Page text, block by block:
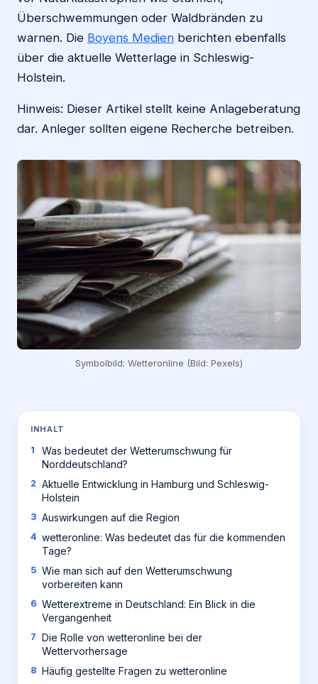
Überschwemmungen oder Waldbränden zu
warnen. Die Boyens Medien berichten ebenfalls
über die aktuelle Wetterlage in Schleswig-
Holstein.
Hinweis: Dieser Artikel stellt keine Anlageberatung
dar. Anleger sollten eigene Recherche betreiben.
Symbolbild: Wetteronline (Bild: Pexels)
INHALT
Was bedeutet der Wetterumschwung für
Norddeutschland?
Aktuelle Entwicklung in Hamburg und Schleswig-
Holstein
Auswirkungen auf die Region
wetteronline: Was bedeutet das für die kommenden
Tage?
Wie man sich auf den Wetterumschwung
vorbereiten kann
Wetterextreme in Deutschland: Ein Blick in die
Vergangenheit
Die Rolle von wetteronline bei der
Wettervorhersage
Häufig gestellte Fragen zu wetteronline